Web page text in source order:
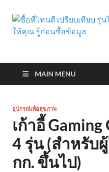
ซื้อที่ไหนดี
ไหนดี ยี่ห้อ
ข้อมูลให้คุ
ข้อมูล
ที่สุดในท้องตลาด เรารีวิวสุด
และอื่นMAIN MENU
อุปกรณ์เพื่อสุขภาพ
เก้าอี้
4 รุ่น (สำหรับ
กก. ขึ้นไป)